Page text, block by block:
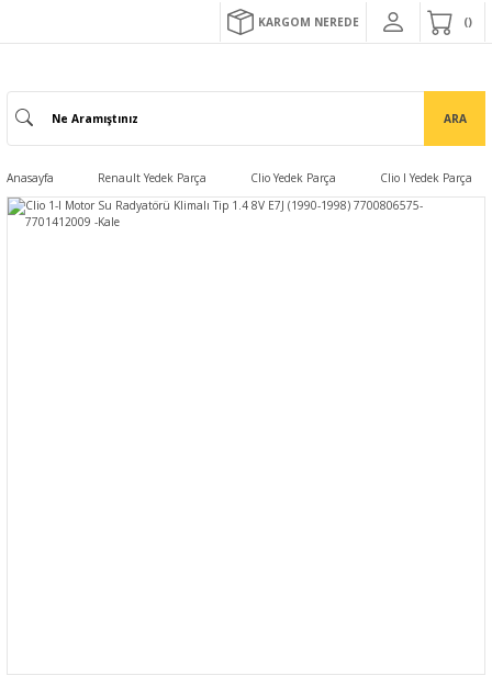
KARGOM NEREDE
ARA
Anasayfa Renault Yedek Parça Clio Yedek Parça Clio I Yedek Parça